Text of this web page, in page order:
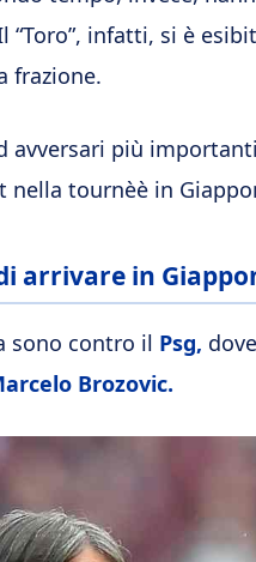
“Toro”, infatti, si è
frazione.
avversari più
nella tournèè in
arrivare in
sono contro il Psg,
Brozovic.